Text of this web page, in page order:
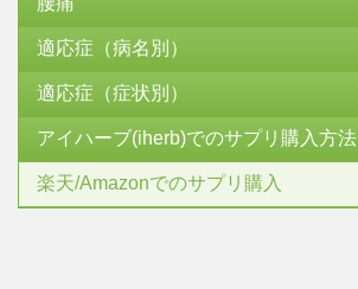
適応症（病名別）
適応症（症状別）
アイハーブ(iherb)でのサプリ購入方法
楽天/Amazonでのサプリ購入